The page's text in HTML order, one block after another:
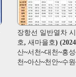
장항선 일반열차
호, 새마을호)
산~서천~대천~홍
천~아산~천안~수